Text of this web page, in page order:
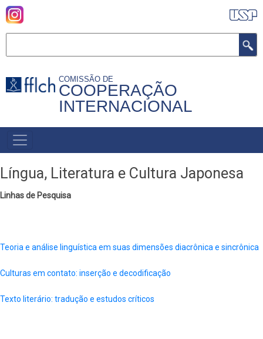
Pular
para
conteúdo
COMISSÃO DE
COOPERAÇÃO
INTERNACIONAL
MENU
PRIMÁRIO
Língua, Literatura e Cultura Japonesa
Linhas de Pesquisa
Teoria e análise linguística em suas dimensões diacrônica e sincrônica
Culturas em contato: inserção e decodificação
Texto literário: tradução e estudos críticos